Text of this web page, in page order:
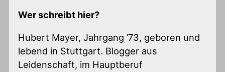
Wer schreibt hier?
Hubert Mayer, Jahrgang ’73, geboren und
lebend in Stuttgart. Blogger aus
Leidenschaft, im Hauptberuf